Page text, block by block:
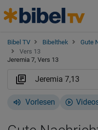
Bibel TV Bibelthek Gute
Vers 13
Jeremia 7, Vers 13
Vorlesen